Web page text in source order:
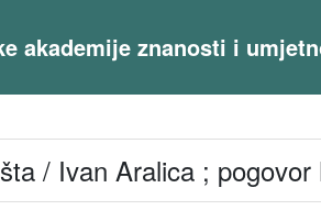
akademije znanosti i
/ Ivan Aralica ;